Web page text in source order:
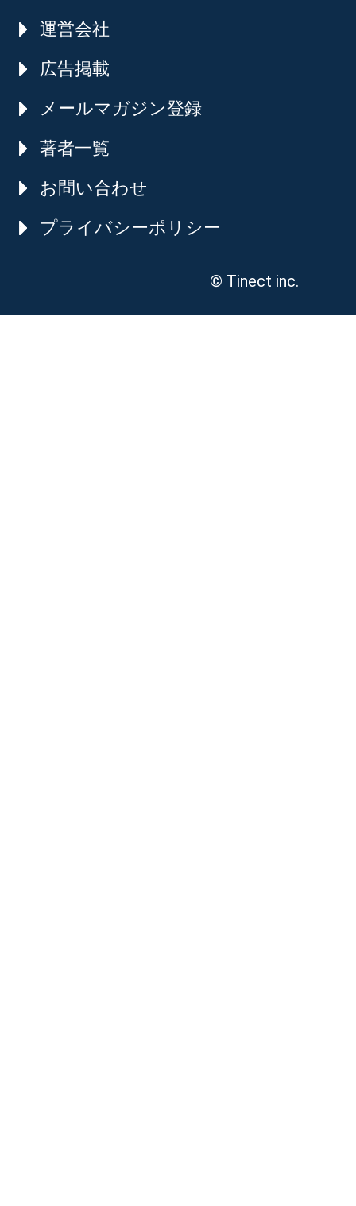
運営会社
広告掲載
メールマガジン登録
著者一覧
お問い合わせ
プライバシーポリシー
© Tinect inc.